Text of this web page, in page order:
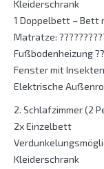
Kleiderschrank
1 Doppelbett – Bett
Matratze:
Fußbodenheizung
Fenster mit
Elektrische
2. Schlafzimmer (2
2x Einzelbett
Kleiderschrank